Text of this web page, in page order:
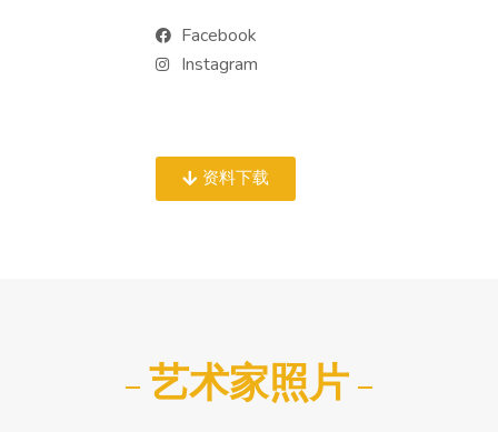
Facebook
Instagram
资料下载
艺术家照片